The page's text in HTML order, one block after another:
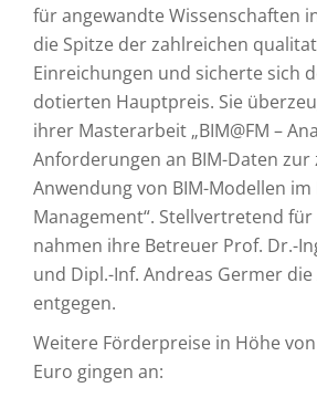
für angewandte Wissenschaften
die Spitze der zahlreichen
Einreichungen und sicherte sich
dotierten Hauptpreis. Sie
ihrer Masterarbeit „BIM@FM –
Anforderungen an BIM-Daten
Anwendung von BIM-Modellen im
Management“. Stellvertretend für
nahmen ihre Betreuer Prof. Dr.-
und Dipl.-Inf. Andreas Germer
entgegen.
Weitere Förderpreise in Höhe
Euro gingen an: